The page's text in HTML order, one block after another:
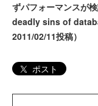
ずパフォーマンスが
deadly sins of
2011/02/11投稿）
ポスト